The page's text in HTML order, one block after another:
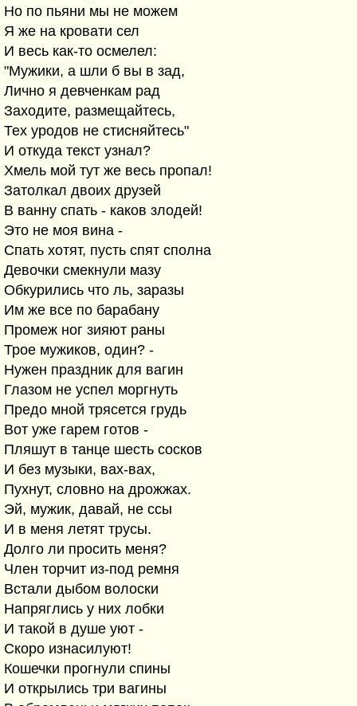
Но по пьяни мы не можем
Я же на кровати сел
И весь как-то осмелел:
"Мужики, а шли б вы в зад,
Лично я девченкам рад
Заходите, размещайтесь,
Тех уродов не стисняйтесь"
И откуда текст узнал?
Хмель мой тут же весь пропал!
Затолкал двоих друзей
В ванну спать - каков злодей!
Это не моя вина -
Спать хотят, пусть спят сполна
Девочки смекнули мазу
Обкурились что ль, заразы
Им же все по барабану
Промеж ног зияют раны
Трое мужиков, один? -
Нужен праздник для вагин
Глазом не успел моргнуть
Предо мной трясется грудь
Вот уже гарем готов -
Пляшут в танце шесть сосков
И без музыки, вах-вах,
Пухнут, словно на дрожжах.
Эй, мужик, давай, не ссы
И в меня летят трусы.
Долго ли просить меня?
Член торчит из-под ремня
Встали дыбом волоски
Напряглись у них лобки
И такой в душе уют -
Скоро изнасилуют!
Кошечки прогнули спины
И открылись три вагины